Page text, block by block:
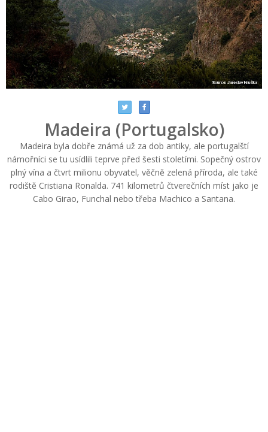
Madeira (Portugalsko)
Madeira byla dobře známá už za dob antiky, ale portugalští
námořníci se tu usídlili teprve před šesti stoletími. Sopečný ostrov
plný vína a čtvrt milionu obyvatel, věčně zelená příroda, ale také
rodiště Cristiana Ronalda. 741 kilometrů čtverečních míst jako je
Cabo Girao, Funchal nebo třeba Machico a Santana.